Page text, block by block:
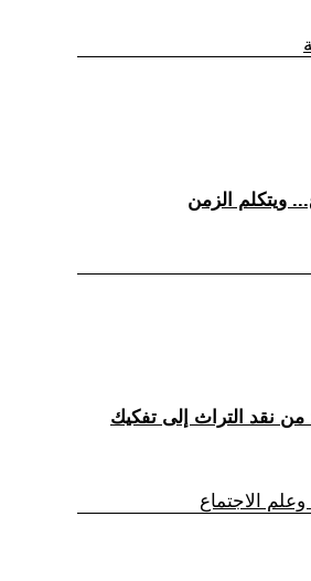
تأثيل المقدس 7 : من نقد التراث إلى تفكيك
الاجتماع